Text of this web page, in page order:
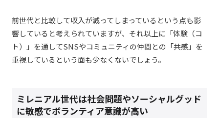
前世代と比較して収入が減ってしまっているという点も影
響していると考えられていますが、それ以上に「体験（コ
ト）」を通してSNSやコミュニティの仲間との「共感」を
重視しているという面も少なくないでしょう。
ミレニアル世代は社会問題やソーシャルグッド
に敏感でボランティア意識が高い